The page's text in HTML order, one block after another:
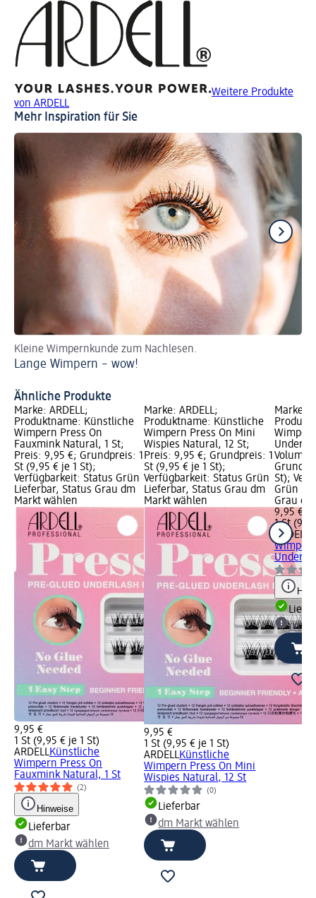
Weitere Produkte
von ARDELL
Mehr Inspiration für Sie
Kleine Wimpernkunde zum Nachlesen.
Lange Wimpern – wow!
Ähnliche Produkte
Marke: ARDELL;
Produktname: Künstliche
Wimpern Press On
Fauxmink Natural, 1 St;
Preis: 9,95 €; Grundpreis: 1
St (9,95 € je 1 St);
Verfügbarkeit: Status Grün
Lieferbar, Status Grau dm
Markt wählen
9,95 €
1 St (9,95 € je 1 St)
ARDELLKünstliche
Wimpern Press On
Fauxmink Natural, 1 St
(2)
Hinweise
Lieferbar
dm Markt wählen
Marke: ARDELL;
Produktname: Künstliche
Wimpern Press On Mini
Wispies Natural, 12 St;
Preis: 9,95 €; Grundpreis: 1
St (9,95 € je 1 St);
Verfügbarkeit: Status Grün
Lieferbar, Status Grau dm
Markt wählen
9,95 €
1 St (9,95 € je 1 St)
ARDELLKünstliche
Wimpern Press On Mini
Wispies Natural, 12 St
(0)
Lieferbar
dm Markt wählen
Marke:
Volume;
St);
Grün
Grau
9,95 €
1 St
ARDELL
dm